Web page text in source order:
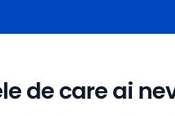
de care ai